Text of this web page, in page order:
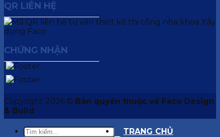
QR LIÊN HỆ
CHỨNG NHẬN
Copyright 2026 © Bản quyền thuộc về Faco Design
& Build
TRANG CHỦ